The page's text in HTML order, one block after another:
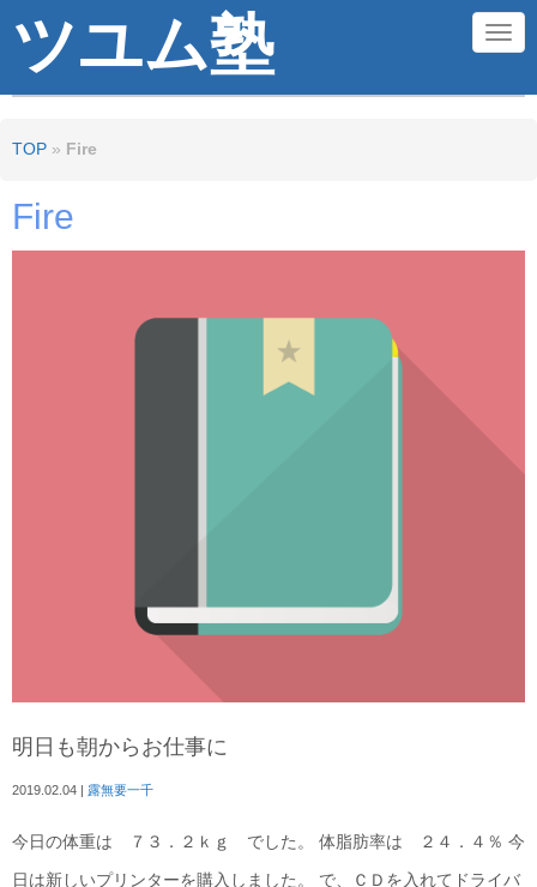
ツユム塾 N
TOP » Fire
Fire
明日も朝からお仕事に
2019.02.04 | 露無要一千
今日の体重は ７３．２ｋｇ でした。 体脂肪率は ２４．４％ 今
日は新しいプリンターを購入しました。 で、ＣＤを入れてドライバ